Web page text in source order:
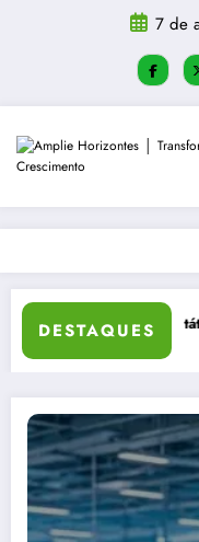
7 de
DESTAQUES
atividades táteis como